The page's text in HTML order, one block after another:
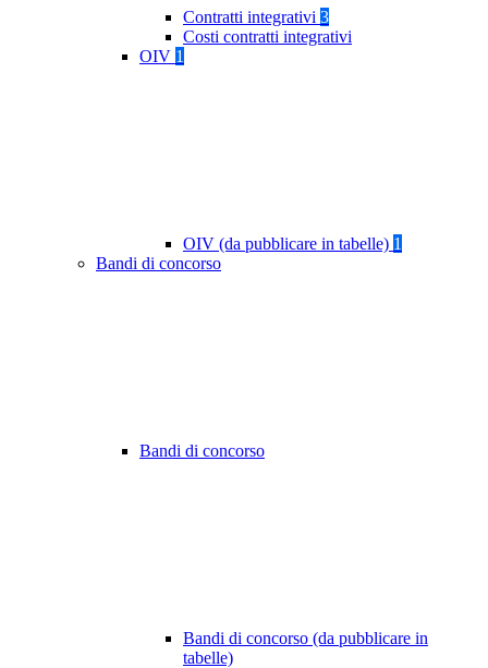
Contratti integrativi 3
Costi contratti integrativi
OIV 1
OIV (da pubblicare in tabelle) 1
Bandi di concorso
Bandi di concorso
Bandi di concorso (da pubblicare in
tabelle)